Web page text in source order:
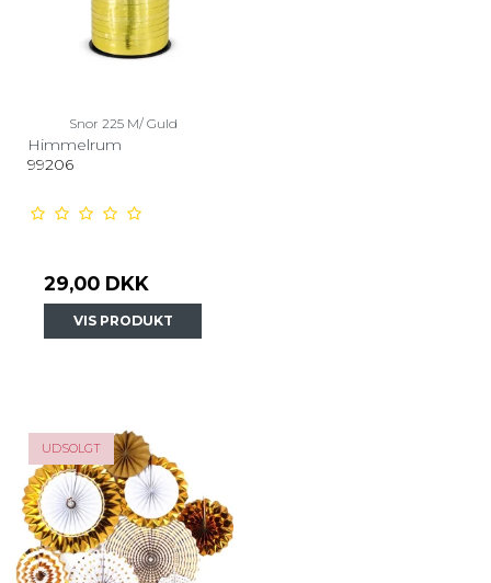
Snor 225 M/ Guld
Himmelrum
99206
29,00 DKK
VIS PRODUKT
UDSOLGT